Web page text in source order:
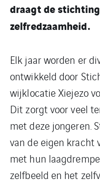
draagt de
zelfredzaamheid.
Elk jaar worden er
ontwikkeld door
wijklocatie Xiejezo
Dit zorgt voor veel
met deze jongeren.
van de eigen kracht
met hun
zelfbeeld en het